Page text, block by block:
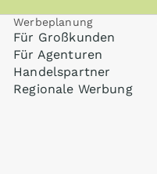
Werbeplanung
Für Großkunden
Für Agenturen
Handelspartner
Regionale Werbung